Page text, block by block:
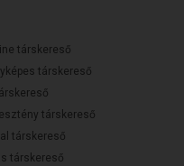
társkereső
társkereső
társkereső
társkereső
társkereső